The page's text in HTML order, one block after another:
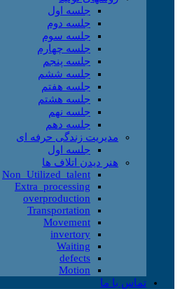
جلسه اول
جلسه دوم
جلسه سوم
جلسه چهارم
جلسه پنجم
جلسه ششم
جلسه هفتم
جلسه هشتم
جلسه نهم
جلسه دهم
مدیریت زندگی حرفه ای
جلسه اول
هنر دیدن اتلاف ها
Non_Utilized_talent
Extra_processing
overproduction
Transportation
Movement
invertory
Waiting
defects
Motion
تماس با ما